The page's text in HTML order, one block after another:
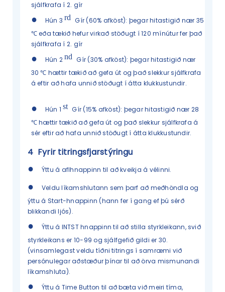
sjálfkrafa í 2. gír
● Hún 3rd Gír (60% afköst): þegar hitastigið nær 35
℃ eða tækið hefur virkað stöðugt í 120 mínútur fer það
sjálfkrafa í 2. gír
● Hún 2nd Gír (30% afköst): þegar hitastigið nær
30 ℃ hættir tækið að gefa út og það slekkur sjálfkrafa
á eftir að hafa unnið stöðugt í átta klukkustundir.
● Hún 1st Gír (15% afköst): þegar hitastigið nær 28
℃ hættir tækið að gefa út og það slekkur sjálfkrafa á
sér eftir að hafa unnið stöðugt í átta klukkustundir.
4 Fyrir titringsfjarstýringu
● Ýttu á aflhnappinn til að kveikja á vélinni.
●
Veldu líkamshlutann sem þarf að meðhöndla og
ýttu á Start-hnappinn (hann fer í gang ef þú sérð
blikkandi ljós).
●
Ýttu á INTST hnappinn til að stilla styrkleikann, svið
styrkleikans er 10-99 og sjálfgefið gildi er 30.
(vinsamlegast veldu tíðni titrings í samræmi við
persónulegar aðstæður þínar til að örva mismunandi
líkamshluta).
●
Ýttu á Time Button til að bæta við meiri tíma,